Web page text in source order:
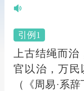
引例1
上古结绳而治
官以治，万民
（《周易·系辞